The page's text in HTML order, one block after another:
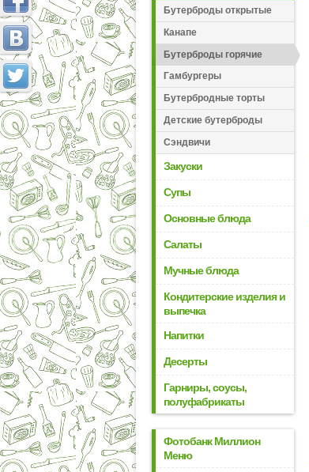
Бутерброды открытые
Канапе
Бутерброды горячие
Гамбургеры
Бутербродные торты
Детские бутерброды
Сэндвичи
Закуски
Супы
Основные блюда
Салаты
Мучные блюда
Кондитерские изделия и
выпечка
Напитки
Десерты
Гарниры, соусы,
полуфабрикаты
Фотобанк Миллион
Меню